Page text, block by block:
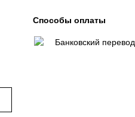
Способы оплаты
Банковский перевод